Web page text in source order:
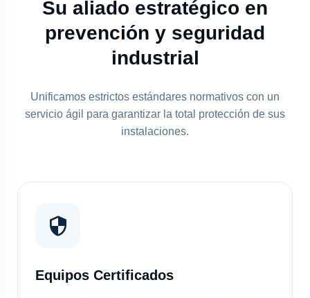
Su aliado estratégico en
prevención y seguridad
industrial
Unificamos estrictos estándares normativos con un
servicio ágil para garantizar la total protección de sus
instalaciones.
Equipos Certificados